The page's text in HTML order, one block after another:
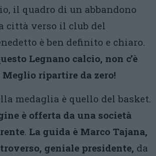
il quadro di un abbandono
città verso il club del
è ben definito e chiaro.
Legnano calcio, non c’è
ripartire da zero!
medaglia è quello del basket.
è offerta da una società
. La guida è Marco Tajana,
geniale presidente, da